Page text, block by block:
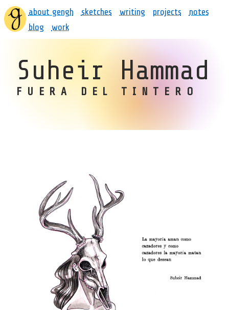
about gengh sketches writing projects
notes
blog
work
Suheir Hammad
FUERA DEL TINTERO